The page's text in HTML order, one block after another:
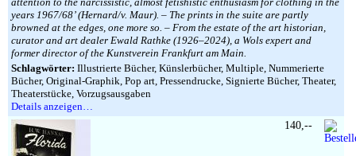
years 1967/68’ (Hernard/v. Maur). – The prints in the suite are partly
browned at the edges, one more so. – From the estate of the art historian,
curator and art dealer Ewald Rathke (1926–2024), a Wols expert and
former director of the Kunstverein Frankfurt am Main.
Schlagwörter: Illustrierte Bücher, Künslerbücher, Multiple, Nummerierte
Bücher, Original-Graphik, Pop art, Pressendrucke, Signierte Bücher, Theater,
Theaterstücke, Vorzugsausgaben
Details anzeigen…
140,--